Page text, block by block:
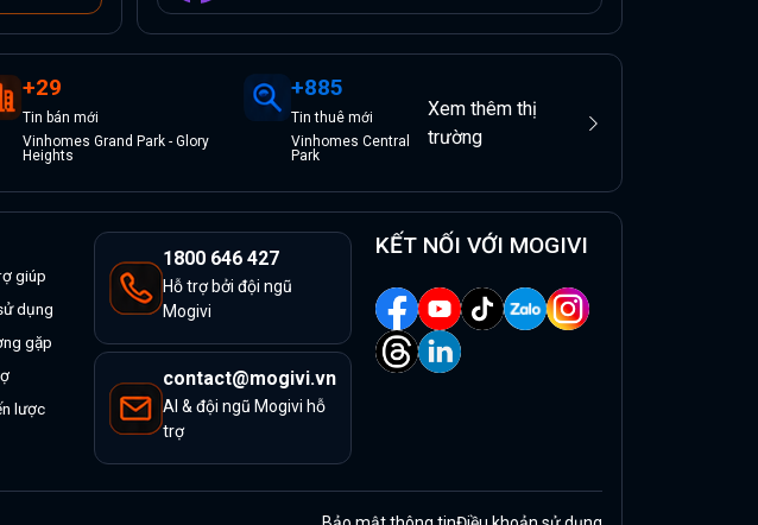
+29
Tin bán mới
Vinhomes Grand Park - Glory
Heights
+885
Tinthuêmới
Vinhomes Central
Park
Xem thêm thị
trường
giúp
dụng
gặp
lược
1800 646 427
Hỗ trợ bởi đội ngũ
Mogivi
contact@mogivi.vn
AI & đội ngũ Mogivi hỗ
trợ
KẾT NỐI VỚI MOGIVI